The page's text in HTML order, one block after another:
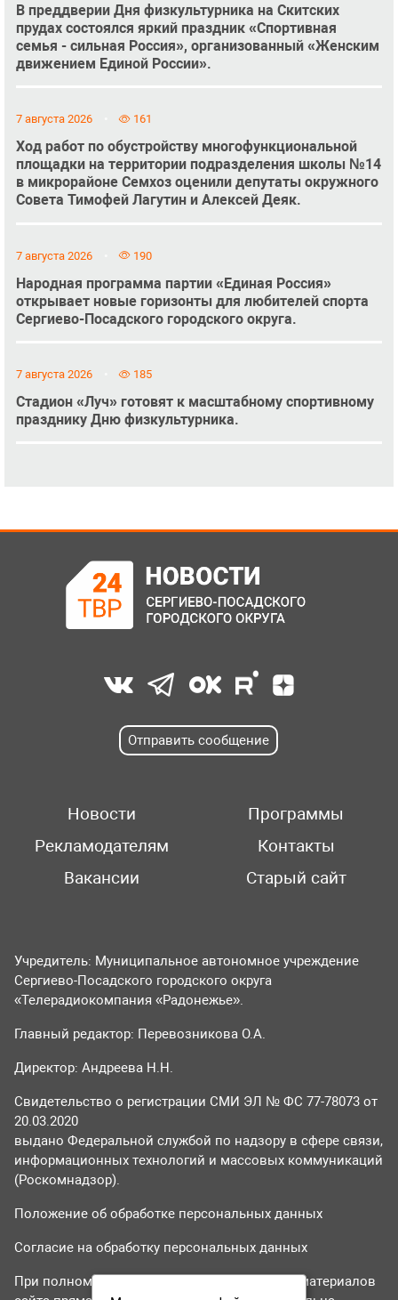
В преддверии Дня физкультурника на Скитских
прудах состоялся яркий праздник «Спортивная
семья - сильная Россия», организованный «Женским
движением Единой России».
7 августа 2026 161
Ход работ по обустройству многофункциональной
площадки на территории подразделения школы №14
в микрорайоне Семхоз оценили депутаты окружного
Совета Тимофей Лагутин и Алексей Деяк.
7 августа 2026 190
Народная программа партии «Единая Россия»
открывает новые горизонты для любителей спорта
Сергиево-Посадского городского округа.
7 августа 2026 185
Стадион «Луч» готовят к масштабному спортивному
празднику Дню физкультурника.
Отправить сообщение
Новости
Программы
Рекламодателям
Контакты
Вакансии
Старый сайт
Учредитель: Муниципальное автономное учреждение
Сергиево-Посадского городского округа
«Телерадиокомпания «Радонежье».
Главный редактор: Перевозникова О.А.
Директор: Андреева Н.Н.
Свидетельство о регистрации СМИ ЭЛ № ФС 77-78073 от
20.03.2020
выдано Федеральной службой по надзору в сфере связи,
информационных технологий и массовых коммуникаций
(Роскомнадзор).
Положение об обработке персональных данных
Согласие на обработку персональных данных
При полном или частичном использовании материалов